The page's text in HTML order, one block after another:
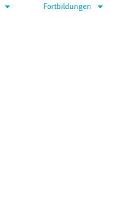
Fortbildungen